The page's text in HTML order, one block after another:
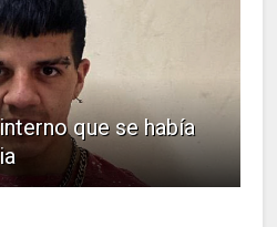
que se había